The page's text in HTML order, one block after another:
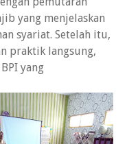
yang menjelaskan
syariat. Setelah itu,
praktik langsung,
yang